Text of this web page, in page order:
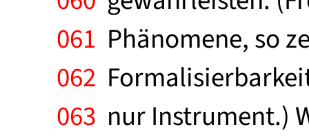
061 Phänomene, so
062
063 nur Instrument.)